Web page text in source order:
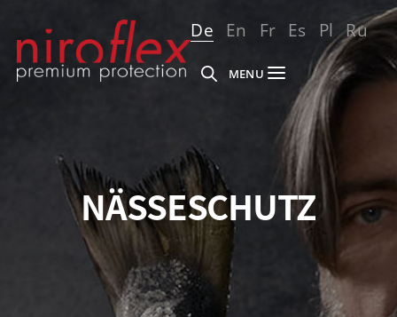
De En Fr Es Pl Ru
MENU
NÄSSESCHUTZ